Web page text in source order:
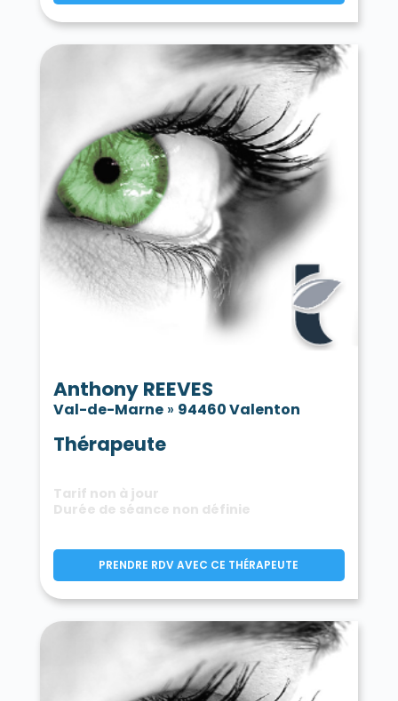
Anthony REEVES
Val-de-Marne» 94460 Valenton
Thérapeute
Tarif non à jour
Durée de séance non définie
PRENDRE RDV AVEC CE THÉRAPEUTE